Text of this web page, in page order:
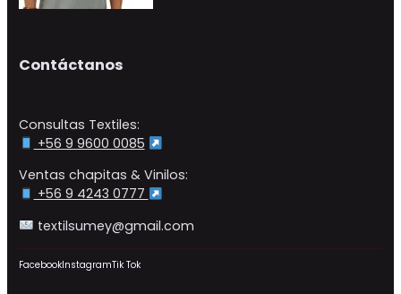
Contáctanos
Consultas Textiles:
+56 9 9600 0085
Ventas chapitas & Vinilos:
+56 9 4243 0777
textilsumey@gmail.com
FacebookInstagramTik Tok